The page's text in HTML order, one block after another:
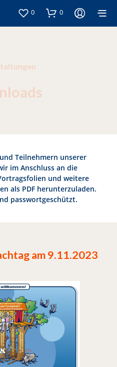
0 0
Teilnehmern unserer
im Anschluss an die
und weitere
als PDF herunterzuladen.
passwortgeschützt.
am 9.11.2023